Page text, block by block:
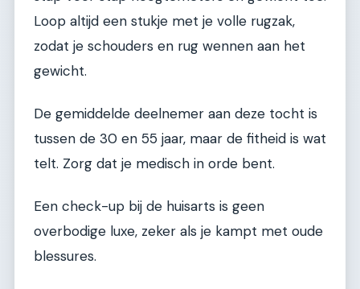
Loop altijd een stukje met je volle rugzak,
zodat je schouders en rug wennen aan het
gewicht.
De gemiddelde deelnemer aan deze tocht is
tussen de 30 en 55 jaar, maar de fitheid is wat
telt. Zorg dat je medisch in orde bent.
Een check-up bij de huisarts is geen
overbodige luxe, zeker als je kampt met oude
blessures.